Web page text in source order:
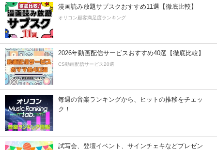
漫画読み放題サブスクおすすめ11選【徹底比較】
オリコン顧客満足度ランキング
2026年動画配信サービスおすすめ40選【徹底比較】
CS動画配信サービス20選
毎週の音楽ランキングから、ヒットの推移をチェッ
ク！
試写会、登壇イベント、サインチェキなどプレゼン